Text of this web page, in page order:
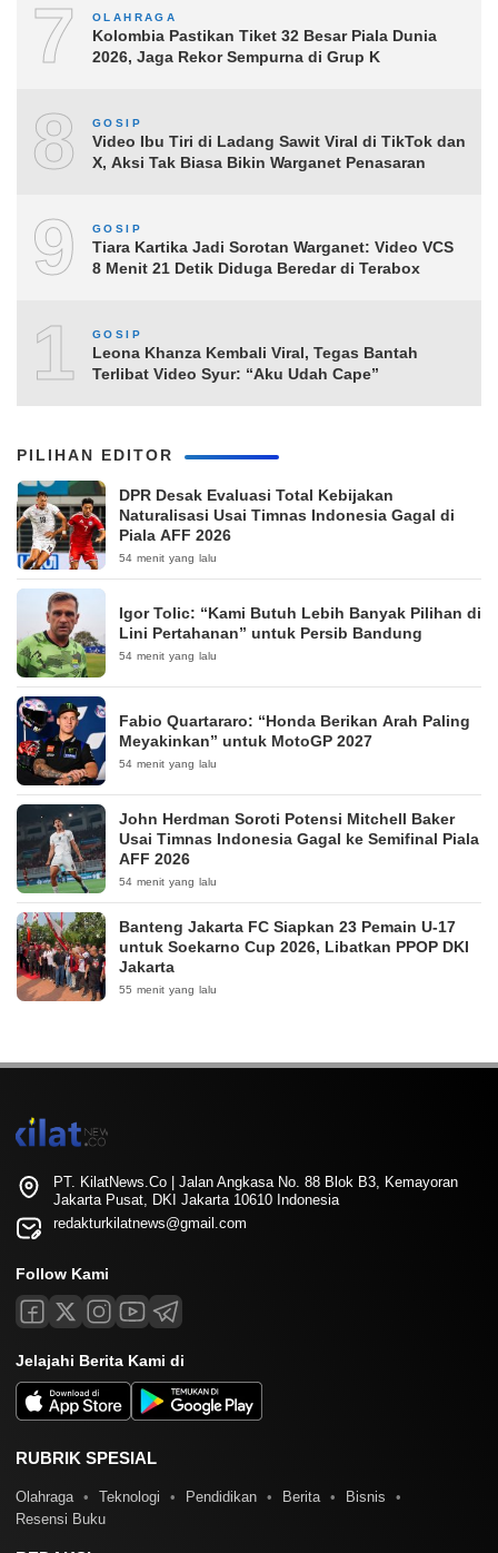
7 OLAHRAGA
Kolombia Pastikan Tiket 32 Besar Piala Dunia
2026, Jaga Rekor Sempurna di Grup K
8 GOSIP
Video Ibu Tiri di Ladang Sawit Viral di TikTok dan
X, Aksi Tak Biasa Bikin Warganet Penasaran
9 GOSIP
Tiara Kartika Jadi Sorotan Warganet: Video VCS
8 Menit 21 Detik Diduga Beredar di Terabox
10
GOSIP
Leona Khanza Kembali Viral, Tegas Bantah
Terlibat Video Syur: “Aku Udah Cape”
PILIHAN EDITOR
DPR Desak Evaluasi Total Kebijakan
Naturalisasi Usai Timnas Indonesia Gagal di
Piala AFF 2026
54 menit yang lalu
Igor Tolic: “Kami Butuh Lebih Banyak Pilihan di
Lini Pertahanan” untuk Persib Bandung
54 menit yang lalu
Fabio Quartararo: “Honda Berikan Arah Paling
Meyakinkan” untuk MotoGP 2027
54 menit yang lalu
John Herdman Soroti Potensi Mitchell Baker
Usai Timnas Indonesia Gagal ke Semifinal Piala
AFF 2026
54 menit yang lalu
Banteng Jakarta FC Siapkan 23 Pemain U-17
untuk Soekarno Cup 2026, Libatkan PPOP DKI
Jakarta
55 menit yang lalu
PT. KilatNews.Co | Jalan Angkasa No. 88 Blok B3, Kemayoran
Jakarta Pusat, DKI Jakarta 10610 Indonesia
redakturkilatnews@gmail.com
Follow Kami
Jelajahi Berita Kami di
RUBRIK SPESIAL
Olahraga Teknologi Pendidikan Berita
Bisnis
Resensi Buku